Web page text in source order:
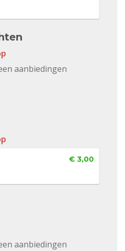
aanbiedingen
€ 3,00
aanbiedingen